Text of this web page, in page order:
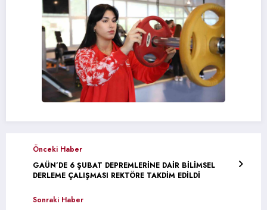
Önceki Haber
GAÜN’DE 6 ŞUBAT DEPREMLERİNE DAİR BİLİMSEL
DERLEME ÇALIŞMASI REKTÖRE TAKDİM EDİLDİ
Sonraki Haber